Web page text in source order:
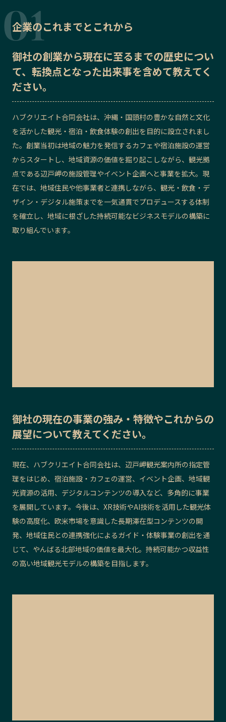
「人」から探す
記事ライター アンバサダー
お問い合わせ
企業のこれまでとこれから
御社の創業から現在に至るまでの歴史につい
て、転換点となった出来事を含めて教えてく
ださい。
ハブクリエイト合同会社は、沖縄・国頭村の豊かな自然と文化
を活かした観光・宿泊・飲食体験の創出を目的に設立されまし
た。創業当初は地域の魅力を発信するカフェや宿泊施設の運営
からスタートし、地域資源の価値を掘り起こしながら、観光拠
点である辺戸岬の施設管理やイベント企画へと事業を拡大。現
在では、地域住民や他事業者と連携しながら、観光・飲食・デ
ザイン・デジタル施策までを一気通貫でプロデュースする体制
を確立し、地域に根ざした持続可能なビジネスモデルの構築に
取り組んでいます。
御社の現在の事業の強み・特徴やこれからの
展望について教えてください。
現在、ハブクリエイト合同会社は、辺戸岬観光案内所の指定管
理をはじめ、宿泊施設・カフェの運営、イベント企画、地域観
光資源の活用、デジタルコンテンツの導入など、多角的に事業
を展開しています。今後は、XR技術やAI技術を活用した観光体
験の高度化、欧米市場を意識した長期滞在型コンテンツの開
発、地域住民との連携強化によるガイド・体験事業の創出を通
じて、やんばる北部地域の価値を最大化。持続可能かつ収益性
の高い地域観光モデルの構築を目指します。